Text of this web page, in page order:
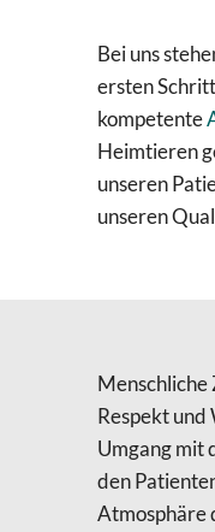
Bei uns
ersten
kompetente
Heimtieren
unseren
unseren
Menschliche
Respekt und
Umgang mit
den
Atmosphäre